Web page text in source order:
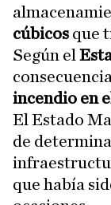
cúbicos que
Según el
incendio en
El Estado
de
que había